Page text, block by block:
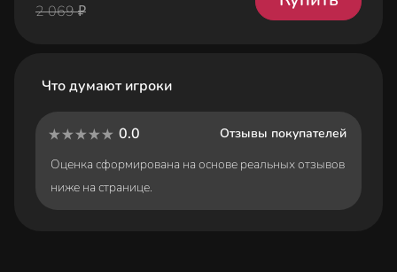
2 069 ₽
Что думают игроки
0.0
Отзывы покупателей
Оценка сформирована на основе реальных отзывов
ниже на странице.